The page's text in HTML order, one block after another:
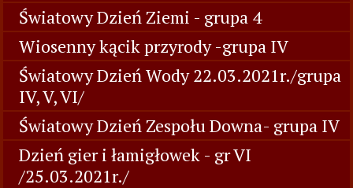
Światowy Dzień Ziemi - grupa 4
Wiosenny kącik przyrody -grupa IV
Światowy Dzień Wody 22.03.2021r./grupa
IV, V, VI/
Światowy Dzień Zespołu Downa- grupa IV
Dzień gier i łamigłowek - gr VI
/25.03.2021r./